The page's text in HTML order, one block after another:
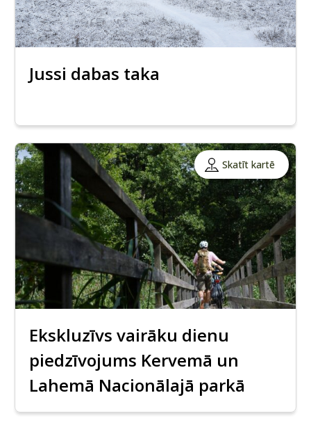
Jussi dabas taka
Skatīt kartē
Ekskluzīvs vairāku dienu
piedzīvojums Kervemā un
Lahemā Nacionālajā parkā